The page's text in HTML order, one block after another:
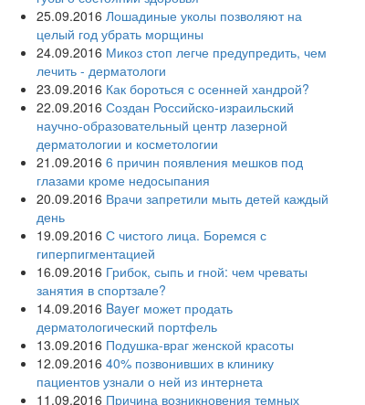
25.09.2016 Лошадиные уколы позволяют на
целый год убрать морщины
24.09.2016 Микоз стоп легче предупредить, чем
лечить - дерматологи
23.09.2016 Как бороться с осенней хандрой?
22.09.2016 Создан Российско-израильский
научно-образовательный центр лазерной
дерматологии и косметологии
21.09.2016 6 причин появления мешков под
глазами кроме недосыпания
20.09.2016 Врачи запретили мыть детей каждый
день
19.09.2016 С чистого лица. Боремся с
гиперпигментацией
16.09.2016 Грибок, сыпь и гной: чем чреваты
занятия в спортзале?
14.09.2016 Bayer может продать
дерматологический портфель
13.09.2016 Подушка-враг женской красоты
12.09.2016 40% позвонивших в клинику
пациентов узнали о ней из интернета
11.09.2016 Причина возникновения темных